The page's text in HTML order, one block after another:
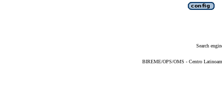
Search
BIREME/OPS/OMS - Centro